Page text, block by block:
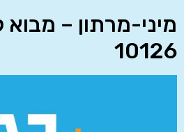
מיני-מרתון –
10126